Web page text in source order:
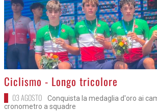
>
Ciclismo - Longo tricolore
03 AGOSTO
Conquista la medaglia d'oro ai
cronometro a squadre